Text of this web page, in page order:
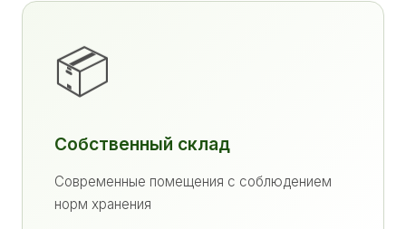
📦
Собственный склад
Современные помещения с соблюдением
норм хранения